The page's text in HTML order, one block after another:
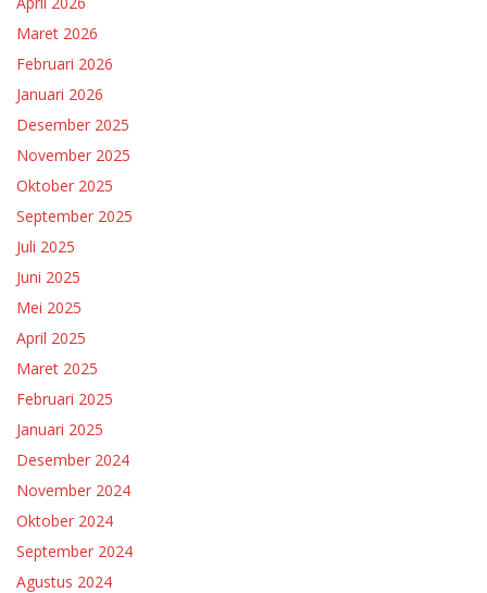
Maret 2026
Februari 2026
Januari 2026
Desember 2025
November 2025
Oktober 2025
September 2025
Juli 2025
Juni 2025
Mei 2025
April 2025
Maret 2025
Februari 2025
Januari 2025
Desember 2024
November 2024
Oktober 2024
September 2024
Agustus 2024